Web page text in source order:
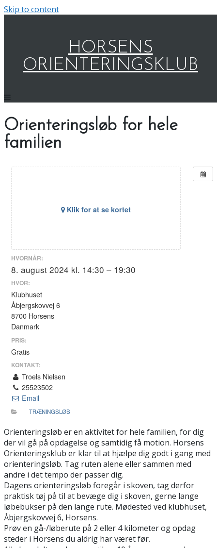
Skip to content
HORSENS
ORIENTERINGSKLUB
Orienteringsløb for hele
familien
Klik for at se kortet
HVORNÅR:
8. august 2024 kl. 14:30 – 19:30
HVOR:
Klubhuset
Åbjergskovvej 6
8700 Horsens
Danmark
PRIS:
Gratis
KONTAKT:
Troels Nielsen
25523502
Email
TRÆNINGSLØB
Orienteringsløb er en aktivitet for hele familien, for dig
der vil gå på opdagelse og samtidig få motion. Horsens
Orienteringsklub er klar til at hjælpe dig godt i gang med
orienteringsløb. Tag ruten alene eller sammen med
andre i det tempo der passer dig.
Dagens orienteringsløb foregår i skoven, tag derfor
praktisk tøj på til at bevæge dig i skoven, gerne lange
løbebukser på den lange rute. Mødested ved klubhuset,
Åbjergskovvej 6, Horsens.
Prøv en gå-/løberute på 2 eller 4 kilometer og opdag
steder i Horsens du aldrig har været før.